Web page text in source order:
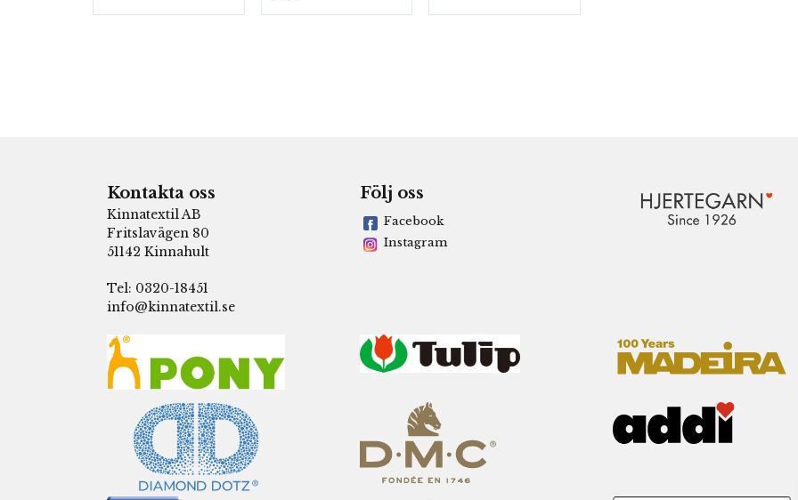
Kontakta oss
Kinnatextil AB
Fritslavägen 80
51142 Kinnahult
Tel: 0320-18451
info@kinnatextil.se
Följ oss
Facebook
Instagram